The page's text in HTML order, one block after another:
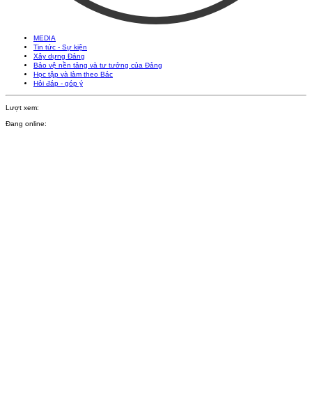
MEDIA
Tin tức - Sự kiện
Xây dựng Đảng
Bảo vệ nền tảng và tư tưởng của Đảng
Học tập và làm theo Bác
Hỏi đáp - góp ý
Lượt xem:
Đang online: